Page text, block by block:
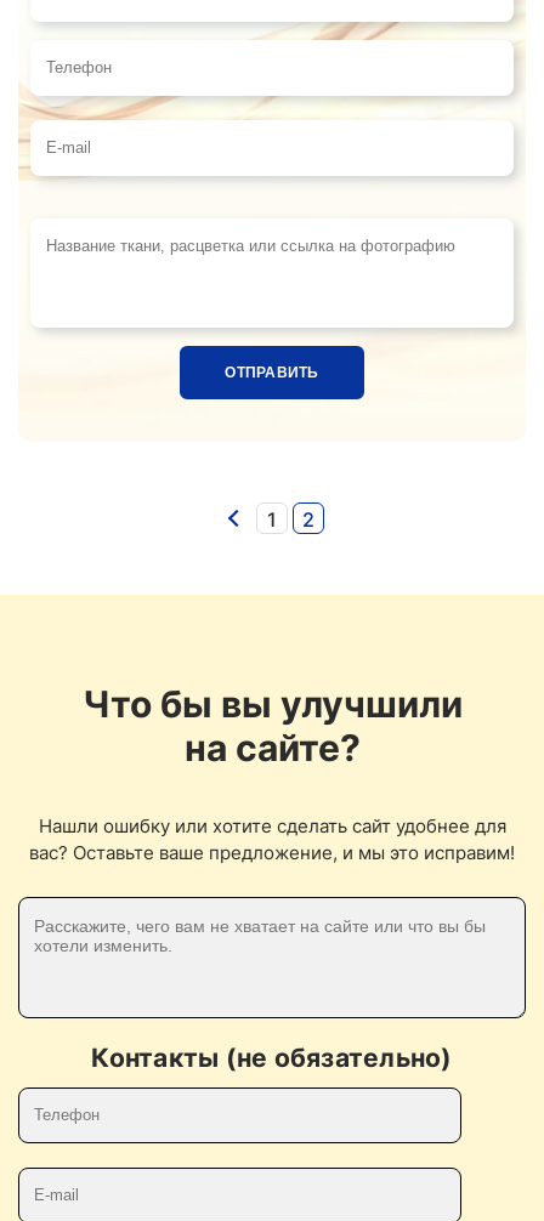
Телефон
E-mail
1 2
Что бы вы улучшили
на сайте?
Нашли ошибку или хотите сделать сайт удобнее для
вас? Оставьте ваше предложение, и мы это исправим!
Контакты (не обязательно)